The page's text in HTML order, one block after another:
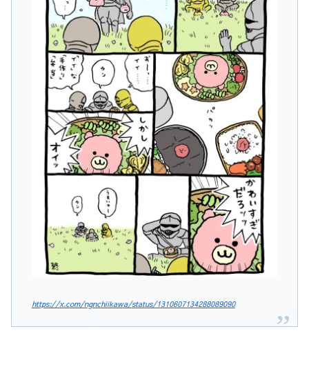
https://x.com/ngnchiikawa/status/1310607134288089090